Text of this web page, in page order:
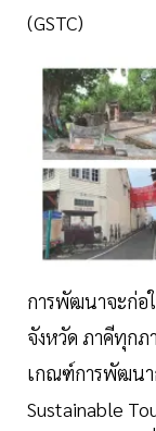
(GSTC)
การพัฒนาจะก่อ
จังหวัด ภาคีทุกภ
เกณฑ์การพัฒนา
Sustainable